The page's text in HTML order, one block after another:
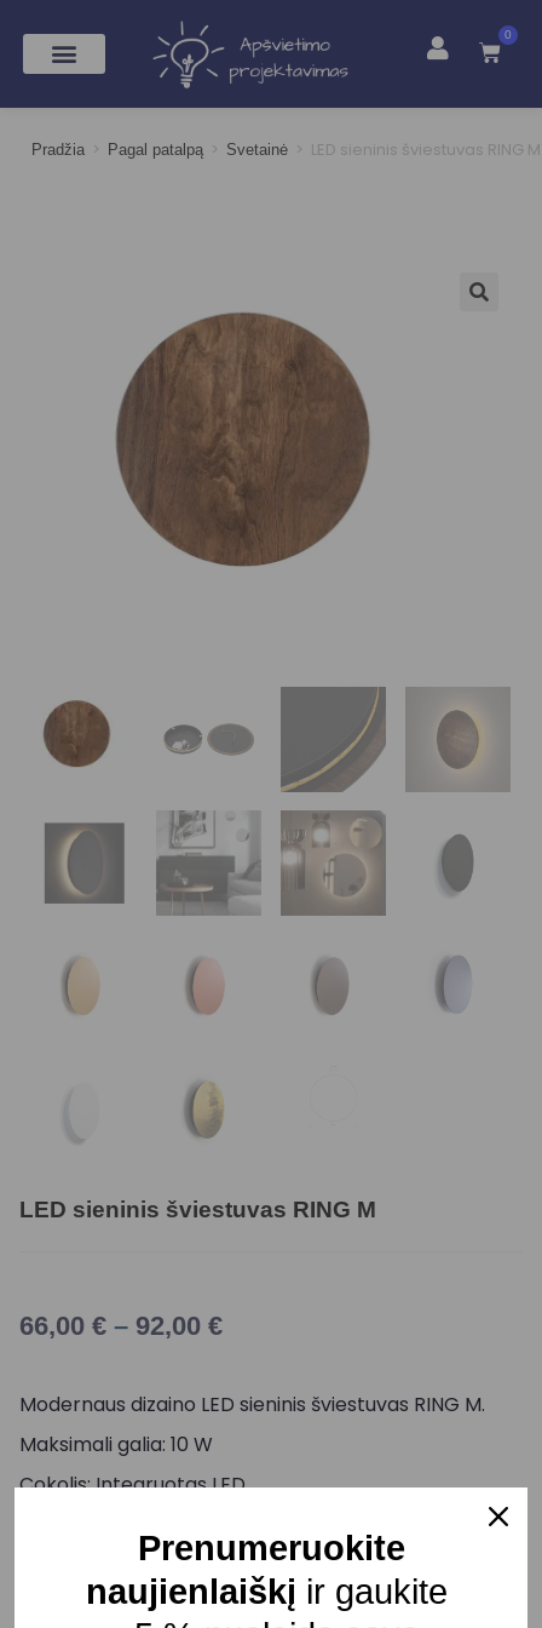
0
Pradžia > Pagal patalpą > Svetainė > LED sieninis šviestuvas RING M
LED sieninis šviestuvas RING M
66,00 € – 92,00 €
Modernaus dizaino LED sieninis šviestuvas RING M.
Maksimali galia: 10 W
Cokolis: Integruotas LED
Šviesos temperatūra: 3000 K
Atstumas nuo sienos: 35 mm
Prenumeruokite
naujienlaiškį ir gaukite